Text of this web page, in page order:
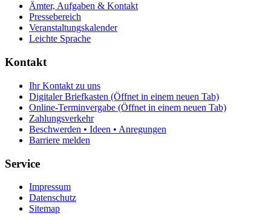
Ämter, Aufgaben & Kontakt
Pressebereich
Veranstaltungskalender
Leichte Sprache
Kontakt
Ihr Kontakt zu uns
Digitaler Briefkasten (Öffnet in einem neuen Tab)
Online-Terminvergabe (Öffnet in einem neuen Tab)
Zahlungsverkehr
Beschwerden • Ideen • Anregungen
Barriere melden
Service
Impressum
Datenschutz
Sitemap